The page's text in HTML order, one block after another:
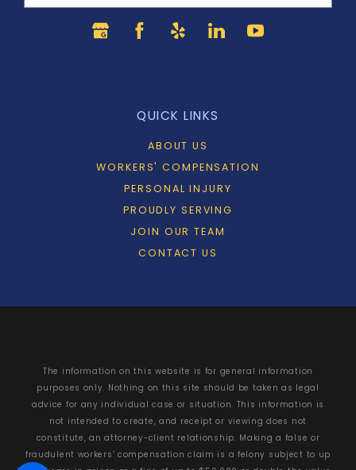
QUICK LINKS
ABOUT US
WORKERS' COMPENSATION
PERSONAL INJURY
PROUDLY SERVING
JOIN OUR TEAM
CONTACT US
The information on this website is for general information
purposes only. Nothing on this site should be taken as legal
advice for any individual case or situation. This information is
not intended to create, and receipt or viewing does not
constitute, an attorney-client relationship. Making a false or
fraudulent workers’ compensation claim is a felony subject to up